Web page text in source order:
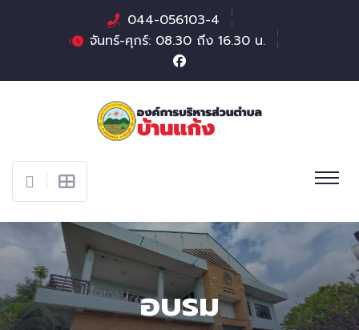
044-056103-4
จันทร์-ศุกร์: 08.30 ถึง 16.30 น.
อบรม